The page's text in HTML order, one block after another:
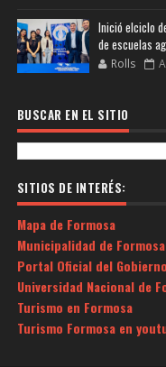
Inició elciclo
de escuelas
Rolls
BUSCAR EN EL SITIO
SITIOS DE INTERÉS:
Mapa de Formosa
Municipalidad de Formosa
Portal Oficial del
Universidad Nacional de
Turismo en Formosa
Turismo Formosa en